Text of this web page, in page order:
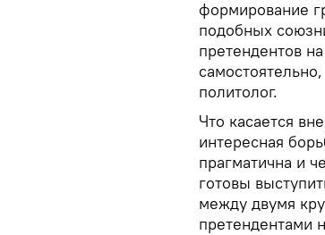
формирование
подобных
претендентов
политолог.
Что касается
интересная
прагматична и
готовы
между двумя
претендентами